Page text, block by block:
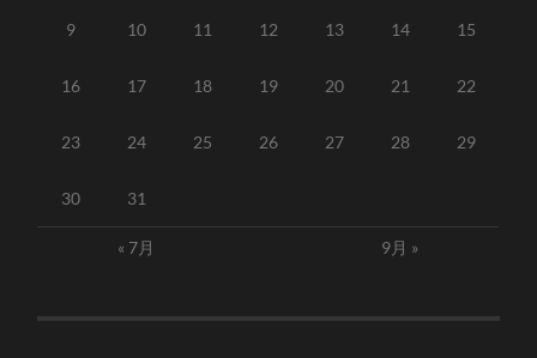
9 10 11 12 13 14 15
16 17 18 19 20 21 22
23 24 25 26 27 28 29
30 31
« 7月 9月 »